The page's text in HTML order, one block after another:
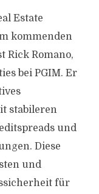
Estate
kommenden
Rick Romano,
bei PGIM. Er
stabileren
und
Diese
und
für